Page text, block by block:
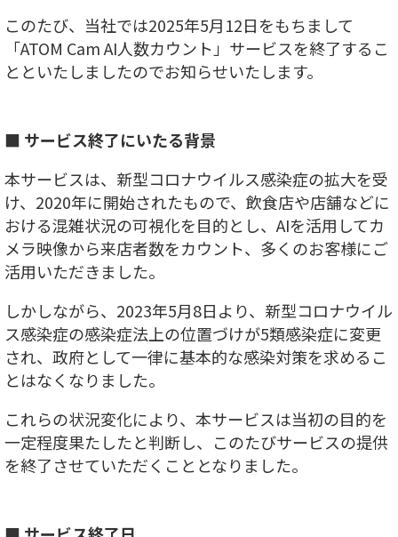
このたび、当社では2025年5月12日をもちまして
「ATOM Cam AI人数カウント」サービスを終了するこ
とといたしましたのでお知らせいたします。
■ サービス終了にいたる背景
本サービスは、新型コロナウイルス感染症の拡大を受
け、2020年に開始されたもので、飲食店や店舗などに
おける混雑状況の可視化を目的とし、AIを活用してカ
メラ映像から来店者数をカウント、多くのお客様にご
活用いただきました。
しかしながら、2023年5月8日より、新型コロナウイル
ス感染症の感染症法上の位置づけが5類感染症に変更
され、政府として一律に基本的な感染対策を求めるこ
とはなくなりました。
これらの状況変化により、本サービスは当初の目的を
一定程度果たしたと判断し、このたびサービスの提供
を終了させていただくこととなりました。